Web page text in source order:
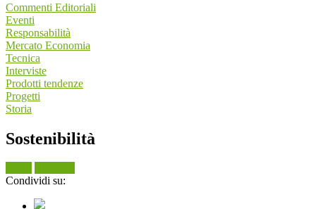
Commenti Editoriali
Eventi
Responsabilità
Mercato Economia
Tecnica
Interviste
Prodotti tendenze
Progetti
Storia
Sostenibilità
Condividi su: